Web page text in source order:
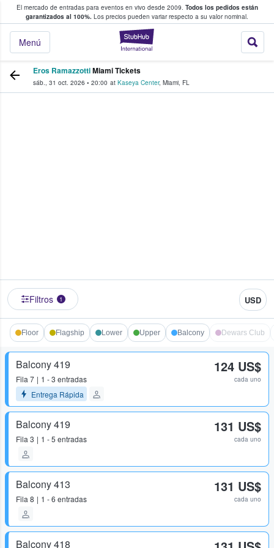
El mercado de entradas para eventos en vivo desde 2009. Todos los pedidos están
garantizados al 100%. Los precios pueden variar respecto a su valor nominal.
StubHub:
Menú
y venta de entradas entre fans
Eros RamazzottiMiami Tickets
sáb., 31 oct. 2026 • 20:00 at Kaseya Center, Miami, FL
Filtros 1 USD
Floor Flagship Lower Upper Balcony Dewars Club
Balcony 419
Fila 7
1 - 3 entradas
Entrega Rápida
124 US$
cada uno
Balcony 419
Fila 3 1 - 5 entradas
131 US$
cada uno
Balcony 413
Fila 8 1 - 6 entradas
131 US$
cada uno
Balcony 418